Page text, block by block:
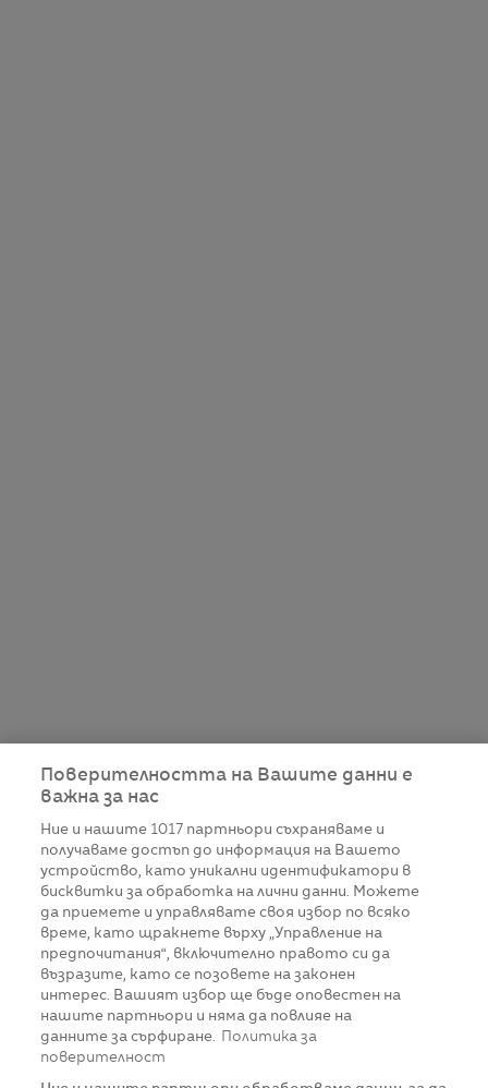
Поверителността на Вашите данни е
важна за нас
Ние и нашите 1017 партньори съхраняваме и
получаваме достъп до информация на Вашето
устройство, като уникални идентификатори в
бисквитки за обработка на лични данни. Можете
да приемете и управлявате своя избор по всяко
време, като щракнете върху „Управление на
предпочитания“, включително правото си да
възразите, като се позовете на законен
интерес. Вашият избор ще бъде оповестен на
нашите партньори и няма да повлияе на
данните за сърфиране.
Политика за
поверителност